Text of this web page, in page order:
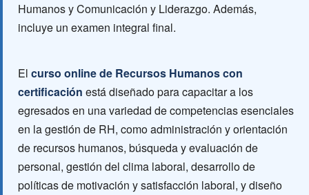
Humanos y Comunicación y Liderazgo. Además,
incluye un examen integral final.
El curso online de Recursos Humanos con
certificación está diseñado para capacitar a los
egresados en una variedad de competencias esenciales
en la gestión de RH, como administración y orientación
de recursos humanos, búsqueda y evaluación de
personal, gestión del clima laboral, desarrollo de
políticas de motivación y satisfacción laboral, y diseño